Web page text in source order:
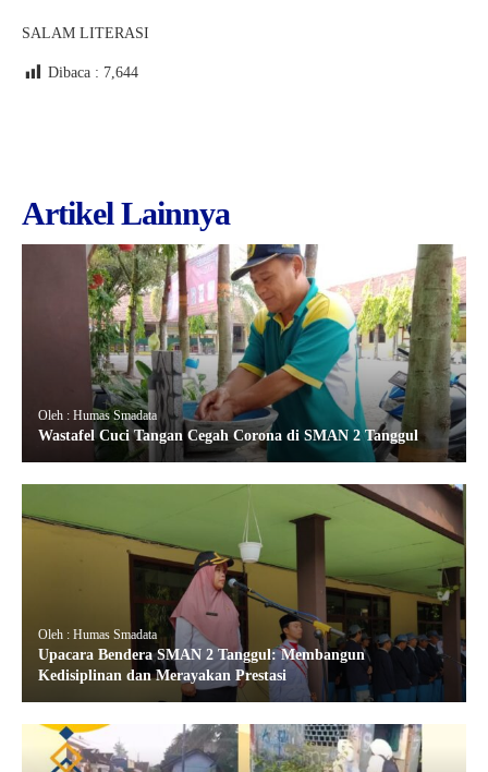
SALAM LITERASI
Dibaca : 7,644
Artikel Lainnya
Oleh : Humas Smadata
Wastafel Cuci Tangan Cegah Corona di SMAN 2 Tanggul
Oleh : Humas Smadata
Upacara Bendera SMAN 2 Tanggul: Membangun
Kedisiplinan dan Merayakan Prestasi